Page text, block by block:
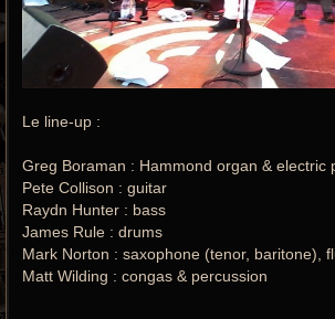
Le line-up :
Greg Boraman : Hammond organ & electric
Pete Collison : guitar
Raydn Hunter : bass
James Rule : drums
Mark Norton : saxophone (tenor, baritone),
Matt Wilding : congas & percussion